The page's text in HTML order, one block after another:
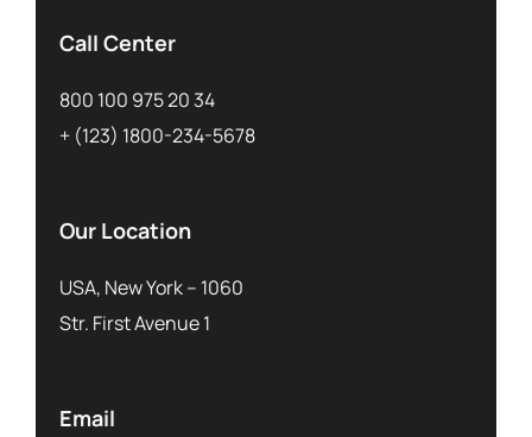
Call Center
800 100 975 20 34
+ (123) 1800-234-5678
Our Location
USA, New York – 1060
Str. First Avenue 1
Email